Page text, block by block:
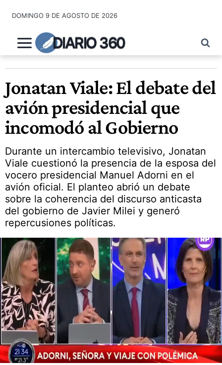
contenido
DOMINGO 9 DE AGOSTO DE 2026
DIARIO 360
Jonatan Viale: El debate del
avión presidencial que
incomodó al Gobierno
Durante un intercambio televisivo, Jonatan
Viale cuestionó la presencia de la esposa del
vocero presidencial Manuel Adorni en el
avión oficial. El planteo abrió un debate
sobre la coherencia del discurso anticasta
del gobierno de Javier Milei y generó
repercusiones políticas.